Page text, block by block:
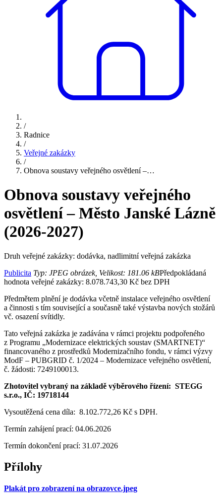
/
Radnice
/
Veřejné zakázky
/
Obnova soustavy veřejného osvětlení –…
Obnova soustavy veřejného
osvětlení – Město Janské Lázně
(2026-2027)
Druh veřejné zakázky: dodávka, nadlimitní veřejná zakázka
Publicita Typ: JPEG obrázek, Velikost: 181.06 kBPředpokládaná
hodnota veřejné zakázky: 8.078.743,30 Kč bez DPH
Předmětem plnění je dodávka včetně instalace veřejného osvětlení
a činnosti s tím související a současně také výstavba nových stožárů
vč. osazení svítidly.
Tato veřejná zakázka je zadávána v rámci projektu podpořeného
z Programu „Modernizace elektrických soustav (SMARTNET)“
financovaného z prostředků Modernizačního fondu, v rámci výzvy
ModF – PUBGRID č. 1/2024 – Modernizace veřejného osvětlení,
č. žádosti: 7249100013.
Zhotovitel vybraný na základě výběrového řízení: STEGG
s.r.o., IČ: 19718144
Vysoutěžená cena díla: 8.102.772,26 Kč s DPH.
Termín zahájení prací: 04.06.2026
Termín dokončení prací: 31.07.2026
Přílohy
Plakát pro zobrazení na obrazovce.jpeg